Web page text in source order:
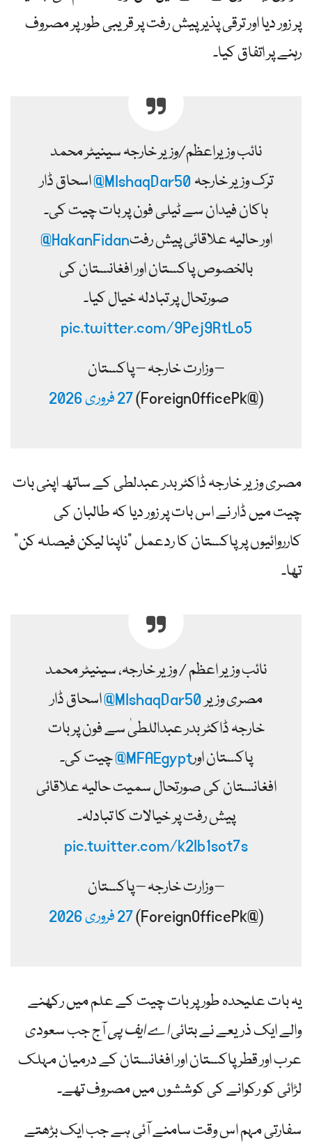
پر زور دیا اور ترقی پذیر پیش رفت پر قریبی طور پر مصروف
رہنے پر اتفاق کیا۔
نائب وزیراعظم/وزیر خارجہ سینیٹر محمد
اسحاق ڈار@MIshaqDar50ترک وزیر خارجہ
ہاکان فیدان سے ٹیلی فون پر بات چیت کی۔
@HakanFidanاور حالیہ علاقائی پیش رفت
بالخصوص پاکستان اور افغانستان کی
صورتحال پر تبادلہ خیال کیا۔
pic.twitter.com/9Pej9RtLo5
– وزارت خارجہ – پاکستان
(@ForeignOfficePk)
27 فروری 2026
مصری وزیر خارجہ ڈاکٹر بدر عبدلطی کے ساتھ اپنی بات
چیت میں ڈار نے اس بات پر زور دیا کہ طالبان کی
کارروائیوں پر پاکستان کا ردعمل "ناپنا لیکن فیصلہ کن”
تھا۔
نائب وزیر اعظم / وزیر خارجہ، سینیٹر محمد
اسحاق ڈار@MIshaqDar50مصری وزیر
خارجہ ڈاکٹر بدر عبداللطیٰ سے فون پر بات
چیت کی۔@MFAEgyptپاکستان اور
افغانستان کی صورتحال سمیت حالیہ علاقائی
پیش رفت پر خیالات کا تبادلہ۔
pic.twitter.com/k2Ib1sot7s
– وزارت خارجہ – پاکستان
(@ForeignOfficePk)
27 فروری 2026
یہ بات علیحدہ طور پر بات چیت کے علم میں رکھنے
والے ایک ذریعے نے بتائیاے ایف پیآج جب سعودی
عرب اور قطر پاکستان اور افغانستان کے درمیان مہلک
لڑائی کو رکوانے کی کوششوں میں مصروف تھے۔
سفارتی مہم اس وقت سامنے آئی ہے جب ایک بڑھتے